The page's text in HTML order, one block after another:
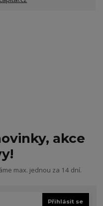
akce
max. jednou za 14 dní.
Přihlásit se